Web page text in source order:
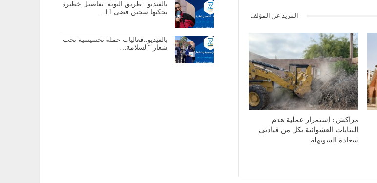
المزيد عن المؤلف
مراكش : إستمرار عملية هدم
البنايات العشوائية بكل من قيادتي
سعادة السويهلة
بالفيديو : طريق التوبة..تفاصيل خطيرة
يحكيها سجين قضى 11…
بالفيديو..فعاليات حملة تحسيسية تحت
شعار “السلامة…